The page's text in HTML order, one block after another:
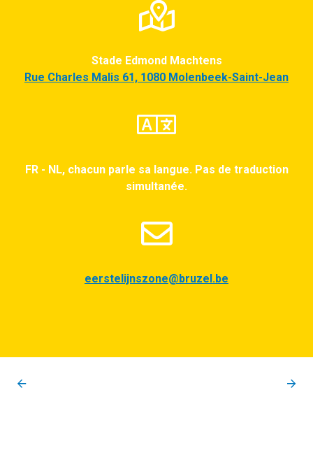
Stade Edmond Machtens
Rue Charles Malis 61, 1080 Molenbeek-Saint-Jean
FR - NL, chacun parle sa langue. Pas de traduction
simultanée.
eerstelijnszone@bruzel.be